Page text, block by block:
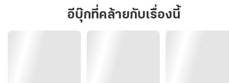
ลูก
ห้าม
แย่ง
อีบุ๊กที่คล้ายกับเรื่องนี้